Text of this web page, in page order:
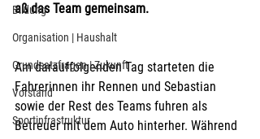
Bildung
Organisation | Haushalt
Grundsatzfragen | Zukunft
Vorstand
Sportinfrastruktur
aß das Team gemeinsam.
Am darauffolgenden Tag starteten die
Fahrerinnen ihr Rennen und Sebastian
sowie der Rest des Teams fuhren als
Betreuer mit dem Auto hinterher. Während